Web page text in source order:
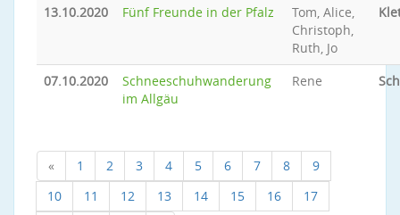
13.10.2020 Fünf Freunde in der Pfalz
Tom, Alice,
Christoph,
Ruth, Jo
07.10.2020
Schneeschuhwanderung
im Allgäu
Rene
« 1 2 3 4 5 6 7 8
9
10
11 12 13 14 15 16 17